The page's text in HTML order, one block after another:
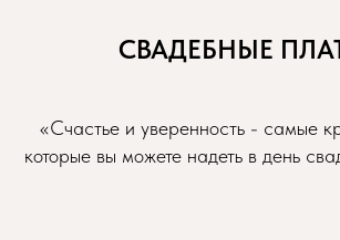
СВАДЕБНЫЕ
«Счастье и уверенность - самые
которые вы можете надеть в день